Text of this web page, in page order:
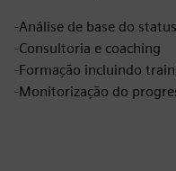
-Análise de base do
-Consultoria e coaching
-Formação incluindo
-Monitorização do